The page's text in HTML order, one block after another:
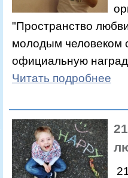
"Пространство
молодым человеком
официальную
Читать подробнее